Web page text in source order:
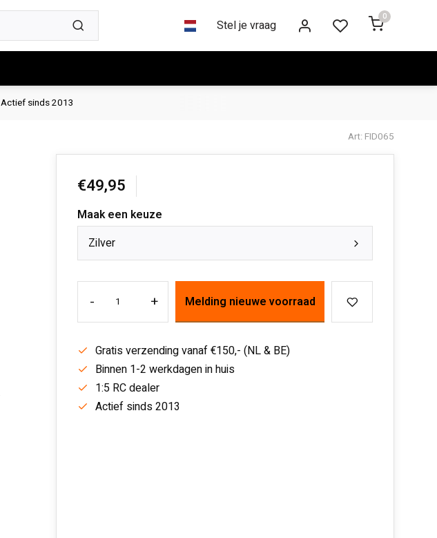
Stel je vraag
0
Actief sinds 2013
Art: FID065
€49,95
Maak een keuze
Zilver
- + Melding nieuwe voorraad
Gratis verzending vanaf €150,- (NL & BE)
Binnen 1-2 werkdagen in huis
1:5 RC dealer
Actief sinds 2013